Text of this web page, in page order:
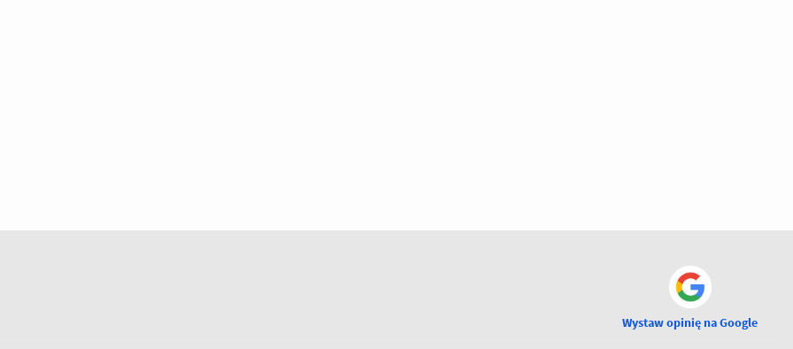
Wystaw opinię na Google